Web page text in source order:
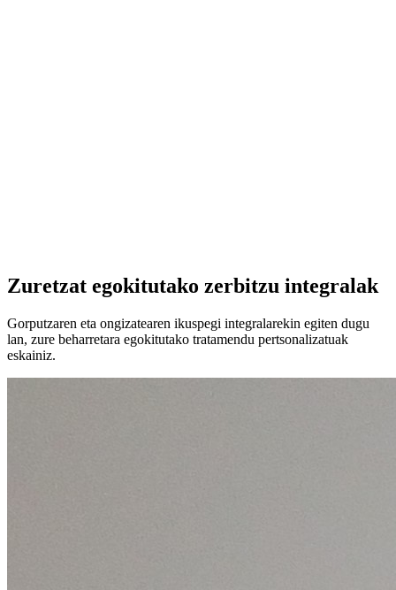
Zuretzat egokitutako zerbitzu integralak
Gorputzaren eta ongizatearen ikuspegi integralarekin egiten dugu
lan, zure beharretara egokitutako tratamendu pertsonalizatuak
eskainiz.